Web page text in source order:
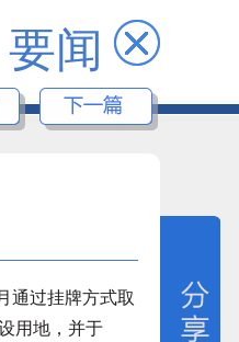
闻
过挂牌方式取
用地，并于